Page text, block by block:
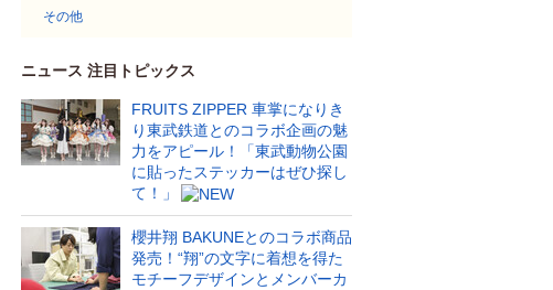
その他
ニュース 注目トピックス
FRUITS ZIPPER 車掌になりき
り東武鉄道とのコラボ企画の魅
力をアピール！「東武動物公園
に貼ったステッカーはぜひ探し
て！」
櫻井翔 BAKUNEとのコラボ商品
発売！“翔”の文字に着想を得た
モチーフデザインとメンバーカ